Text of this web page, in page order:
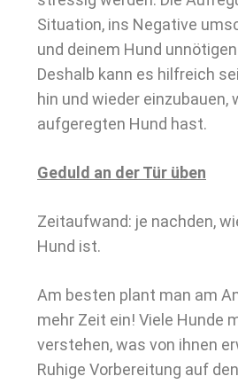
Situation, ins Negative
und deinem Hund
Deshalb kann es hilfreich
hin und wieder einzubauen,
aufgeregten Hund hast.
Geduld an der Tür üben
Zeitaufwand: je nachden,
Hund ist.
Am besten plant man am
mehr Zeit ein! Viele Hunde
verstehen, was von ihnen
Ruhige Vorbereitung auf